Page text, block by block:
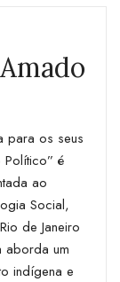
para os seus
é
ao
Social,
de Janeiro
aborda um
indígena e